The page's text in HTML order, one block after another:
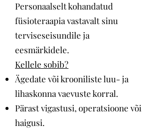
Personaalselt kohandatud
füsioteraapia vastavalt sinu
terviseseisundile ja
eesmärkidele.
Kellele sobib?
Ägedate või krooniliste luu- ja
lihaskonna vaevuste korral.
Pärast vigastusi, operatsioone või
haigusi.